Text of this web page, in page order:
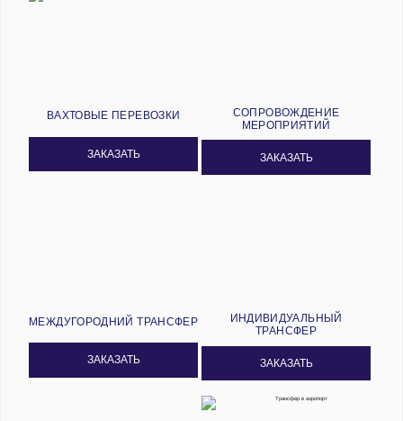
ВАХТОВЫЕ ПЕРЕВОЗКИ
ЗАКАЗАТЬ
СОПРОВОЖДЕНИЕ
МЕРОПРИЯТИЙ
ЗАКАЗАТЬ
МЕЖДУГОРОДНИЙ ТРАНСФЕР
ЗАКАЗАТЬ
ИНДИВИДУАЛЬНЫЙ
ТРАНСФЕР
ЗАКАЗАТЬ